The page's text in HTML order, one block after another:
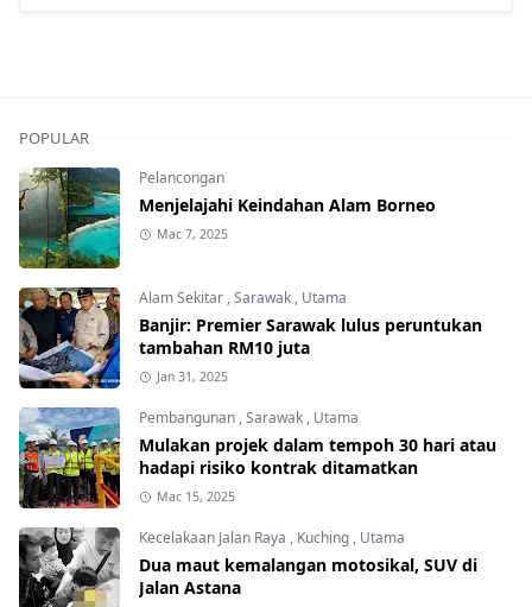
POPULAR
Pelancongan
Menjelajahi Keindahan Alam Borneo
Mac 7, 2025
Alam Sekitar ,Sarawak , Utama
Banjir: Premier Sarawak lulus peruntukan
tambahan RM10 juta
Jan 31, 2025
Pembangunan ,Sarawak , Utama
Mulakan projek dalam tempoh 30 hari atau
hadapi risiko kontrak ditamatkan
Mac 15, 2025
Kecelakaan Jalan Raya , Kuching , Utama
Dua maut kemalangan motosikal, SUV di
Jalan Astana